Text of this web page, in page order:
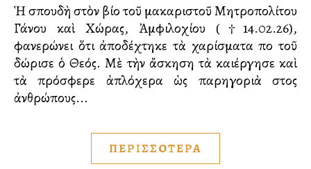
Ἡ σπουδὴ στὸν βίο τοῦ μακαριστοῦ Μητροπολίτου
Γάνου καὶ Χώρας, Ἀμφιλοχίου (†14.02.26),
φανερώνει ὅτι ἀποδέχτηκε τὰ χαρίσματα ποὺ τοῦ
δώρισε ὁ Θεός. Μὲ τὴν ἄσκηση τὰ καλλιέργησε καὶ
τὰ πρόσφερε ἁπλόχερα ὡς παρηγοριὰ στοὺς
ἀνθρώπους...
ΠΕΡΙΣΣΟΤΕΡΑ